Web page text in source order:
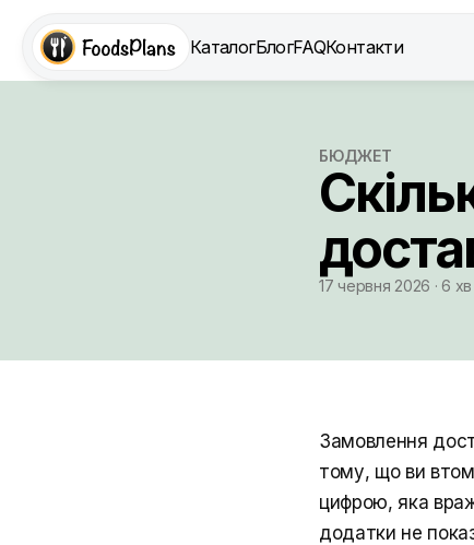
КаталогБлогFAQКонтакти
БЮДЖЕТ
17 червня 2026 · 6
Замовлення
тому, що ви
цифрою, яка
додатки не